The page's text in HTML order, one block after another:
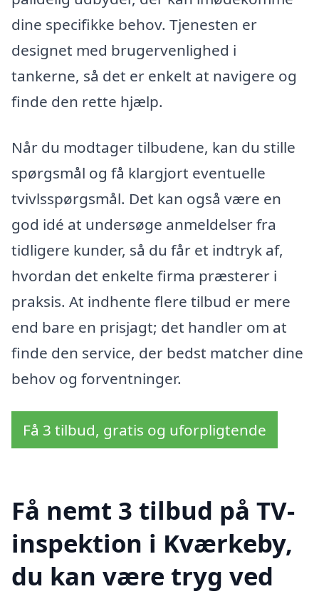
dine specifikke behov. Tjenesten er
designet med brugervenlighed i
tankerne, så det er enkelt at navigere og
finde den rette hjælp.
Når du modtager tilbudene, kan du stille
spørgsmål og få klargjort eventuelle
tvivlsspørgsmål. Det kan også være en
god idé at undersøge anmeldelser fra
tidligere kunder, så du får et indtryk af,
hvordan det enkelte firma præsterer i
praksis. At indhente flere tilbud er mere
end bare en prisjagt; det handler om at
finde den service, der bedst matcher dine
behov og forventninger.
Få 3 tilbud, gratis og uforpligtende
Få nemt 3 tilbud på TV-
inspektion i Kværkeby,
du kan være tryg ved